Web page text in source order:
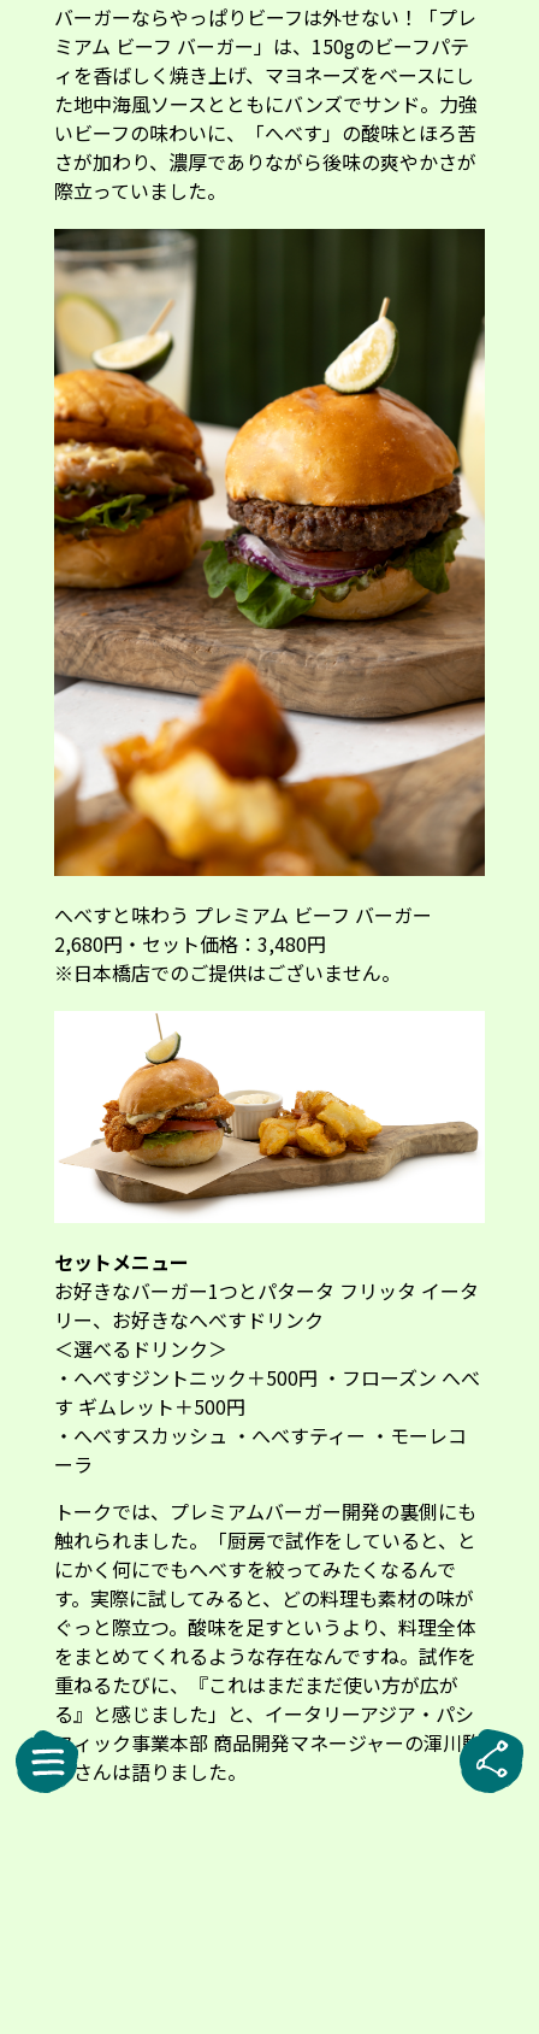
バーガーならやっぱりビーフは外せない！「プレ
ミアム ビーフ バーガー」は、150gのビーフパテ
ィを香ばしく焼き上げ、マヨネーズをベースにし
た地中海風ソースとともにバンズでサンド。力強
いビーフの味わいに、「へべす」の酸味とほろ苦
さが加わり、濃厚でありながら後味の爽やかさが
際立っていました。
へべすと味わう プレミアム ビーフ バーガー
2,680円・セット価格：3,480円
※日本橋店でのご提供はございません。
セットメニュー
お好きなバーガー1つとパタータ フリッタ イータ
リー、お好きなへべすドリンク
＜選べるドリンク＞
・へべすジントニック＋500円 ・フローズン へべ
す ギムレット＋500円
・へべすスカッシュ ・へべすティー ・モーレコ
ーラ
トークでは、プレミアムバーガー開発の裏側にも
触れられました。「厨房で試作をしていると、と
にかく何にでもへべすを絞ってみたくなるんで
す。実際に試してみると、どの料理も素材の味が
ぐっと際立つ。酸味を足すというより、料理全体
をまとめてくれるような存在なんですね。試作を
重ねるたびに、『これはまだまだ使い方が広が
る』と感じました」と、イータリーアジア・パシ
フィック事業本部 商品開発マネージャーの渾川駒
子さんは語りました。